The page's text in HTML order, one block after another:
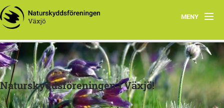
MENY
Hem
Om oss
Verksamheter
Naturskyddsföreningen i Växjö!